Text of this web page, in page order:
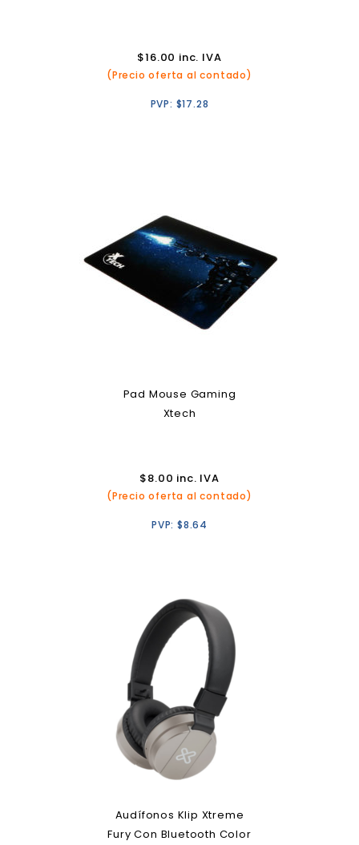
$16.00 inc. IVA
(Precio oferta al contado)
PVP: $17.28
Pad Mouse Gaming
Xtech
$8.00 inc. IVA
(Precio oferta al contado)
PVP: $8.64
Audífonos Klip Xtreme
Fury Con Bluetooth Color